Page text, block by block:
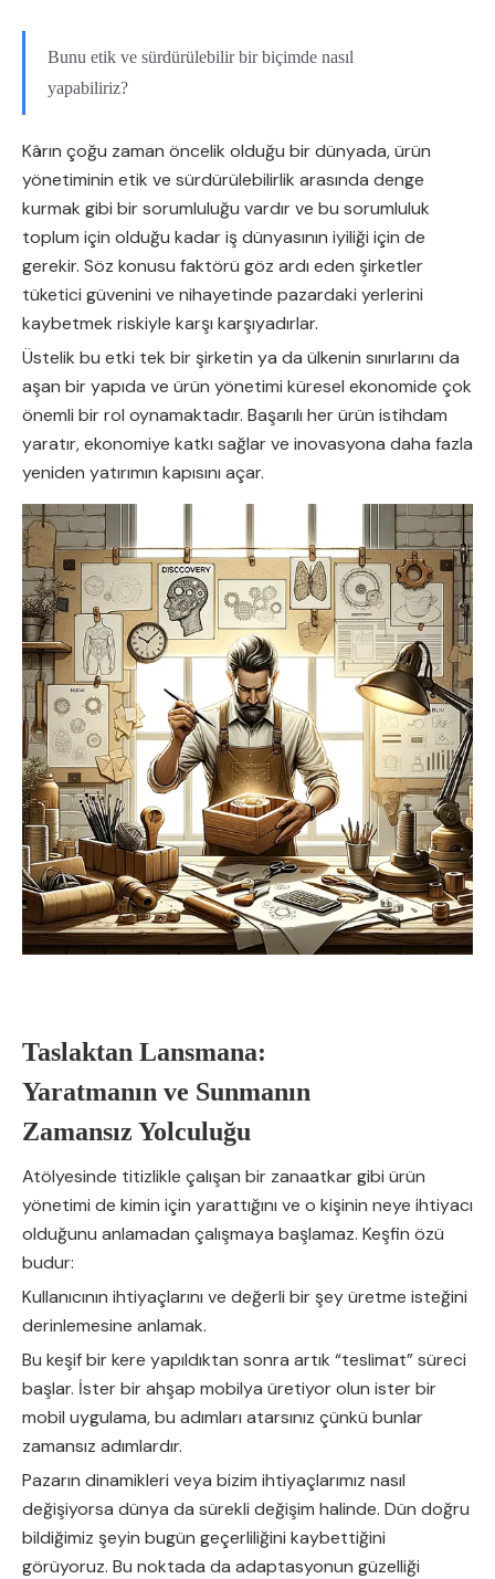
Bunu etik ve sürdürülebilir bir biçimde nasıl
yapabiliriz?
Kârın çoğu zaman öncelik olduğu bir dünyada, ürün
yönetiminin etik ve sürdürülebilirlik arasında denge
kurmak gibi bir sorumluluğu vardır ve bu sorumluluk
toplum için olduğu kadar iş dünyasının iyiliği için de
gerekir. Söz konusu faktörü göz ardı eden şirketler
tüketici güvenini ve nihayetinde pazardaki yerlerini
kaybetmek riskiyle karşı karşıyadırlar.
Üstelik bu etki tek bir şirketin ya da ülkenin sınırlarını da
aşan bir yapıda ve ürün yönetimi küresel ekonomide çok
önemli bir rol oynamaktadır. Başarılı her ürün istihdam
yaratır, ekonomiye katkı sağlar ve inovasyona daha fazla
yeniden yatırımın kapısını açar.
Taslaktan Lansmana:
Yaratmanın ve Sunmanın
Zamansız Yolculuğu
Atölyesinde titizlikle çalışan bir zanaatkar gibi ürün
yönetimi de kimin için yarattığını ve o kişinin neye ihtiyacı
olduğunu anlamadan çalışmaya başlamaz. Keşfin özü
budur:
Kullanıcının ihtiyaçlarını ve değerli bir şey üretme isteğini
derinlemesine anlamak.
Bu keşif bir kere yapıldıktan sonra artık “teslimat” süreci
başlar. İster bir ahşap mobilya üretiyor olun ister bir
mobil uygulama, bu adımları atarsınız çünkü bunlar
zamansız adımlardır.
Pazarın dinamikleri veya bizim ihtiyaçlarımız nasıl
değişiyorsa dünya da sürekli değişim halinde. Dün doğru
bildiğimiz şeyin bugün geçerliliğini kaybettiğini
görüyoruz. Bu noktada da adaptasyonun güzelliği